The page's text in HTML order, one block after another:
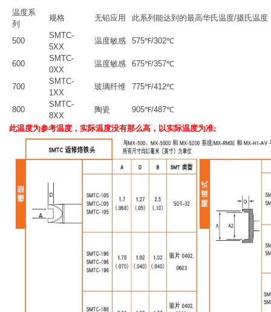
温度系
列
规格 无铅应用 此系列能达到的最高华氏温度/摄氏温度
500
SMTC-
5XX
温度敏感 575℉/302℃
600
SMTC-
0XX
温度敏感 675℉/357℃
700
SMTC-
1XX
玻璃纤维 775℉/412℃
800
SMTC-
8XX
陶瓷 905℉/487℃
此温度为参考温度，实际温度没有那么高，以实际温度为准;